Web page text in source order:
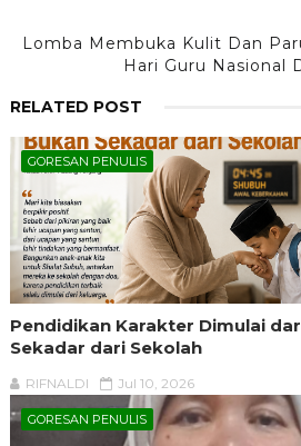
Lomba Membuka Kulit Dan
Hari Guru Nasional
RELATED POST
GORESAN PENULIS
Pendidikan Karakter Dimulai
Sekadar dari Sekolah
RIFNALDI Jul 10, 2026
GORESAN PENULIS